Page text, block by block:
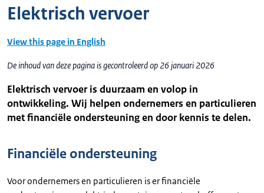
Elektrisch vervoer
View this page in English
De inhoud van deze pagina is gecontroleerd op 26 januari 2026
Elektrisch vervoer is duurzaam en volop in
ontwikkeling. Wij helpen ondernemers en particulieren
met financiële ondersteuning en door kennis te delen.
Financiële ondersteuning
Voor ondernemers en particulieren is er financiële